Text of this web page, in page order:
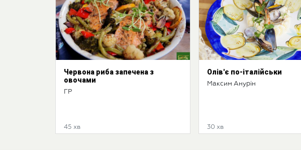
Червона риба запечена з
овочами
ГР
45 хв
Олів'є по-італійськи
Максим Анурін
30 хв